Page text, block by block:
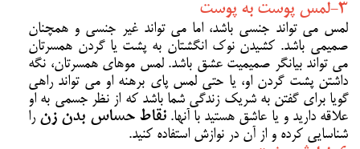
3-لمس پوست به پوست
لمس می تواند جنسی باشد، اما می تواند غیر جنسی و همچنان
صمیمی باشد. کشیدن نوک انگشتان به پشت یا گردن همسرتان
می تواند بیانگر صمیمیت عشق باشد. لمس موهای همسرتان، نگه
داشتن پشت گردن او، یا حتی لمس پای برهنه او می تواند راهی
گویا برای گفتن به شریک زندگی شما باشد که از نظر جسمی به او
علاقه دارید و یا عاشق هستید با آنها.نقاط حساس بدن زن را
شناسایی کرده و از آن در نوازش استفاده کنید.